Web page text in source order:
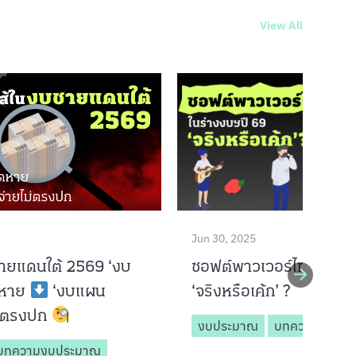
View All
ยแดนใต้ 2569 ‘งบ
าย
‘งบแผน
รงปก
ทความงบประมาณ
Jun 30, 2025
ซอฟต์พาวเวอร์ไทยในร่
‘จริงหรือเค้ก’ ?
งบประมาณ บทความงบปร